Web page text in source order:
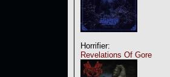
Horrifier:
Revelations Of Gore